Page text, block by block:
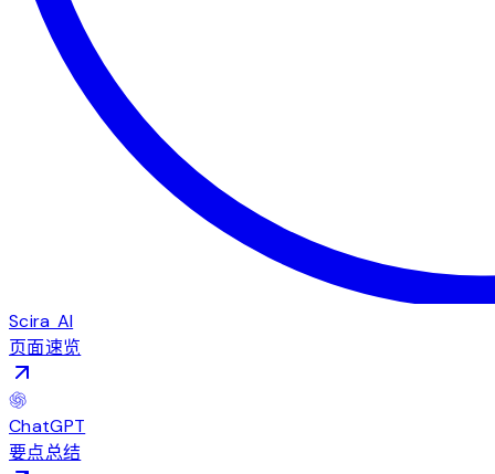
Scira AI
页面速览
ChatGPT
要点总结